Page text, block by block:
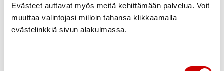
Evästeet auttavat myös meitä kehittämään palvelua. Voit
muuttaa valintojasi milloin tahansa klikkaamalla
evästelinkkiä sivun alakulmassa.
maalipalloa ja pisteitä saa jokaisesta pelipallosta,
joka on lähempänä maalipalloa, kuin kilpailijan lähin
pelipallo. Pelistä tekee hauskan se, että siinä voi